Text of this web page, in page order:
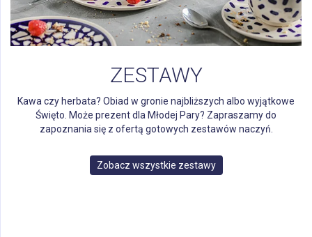
ZESTAWY
Kawa czy herbata? Obiad w gronie najbliższych albo wyjątkowe
Święto. Może prezent dla Młodej Pary? Zapraszamy do
zapoznania się z ofertą gotowych zestawów naczyń.
Zobacz wszystkie zestawy